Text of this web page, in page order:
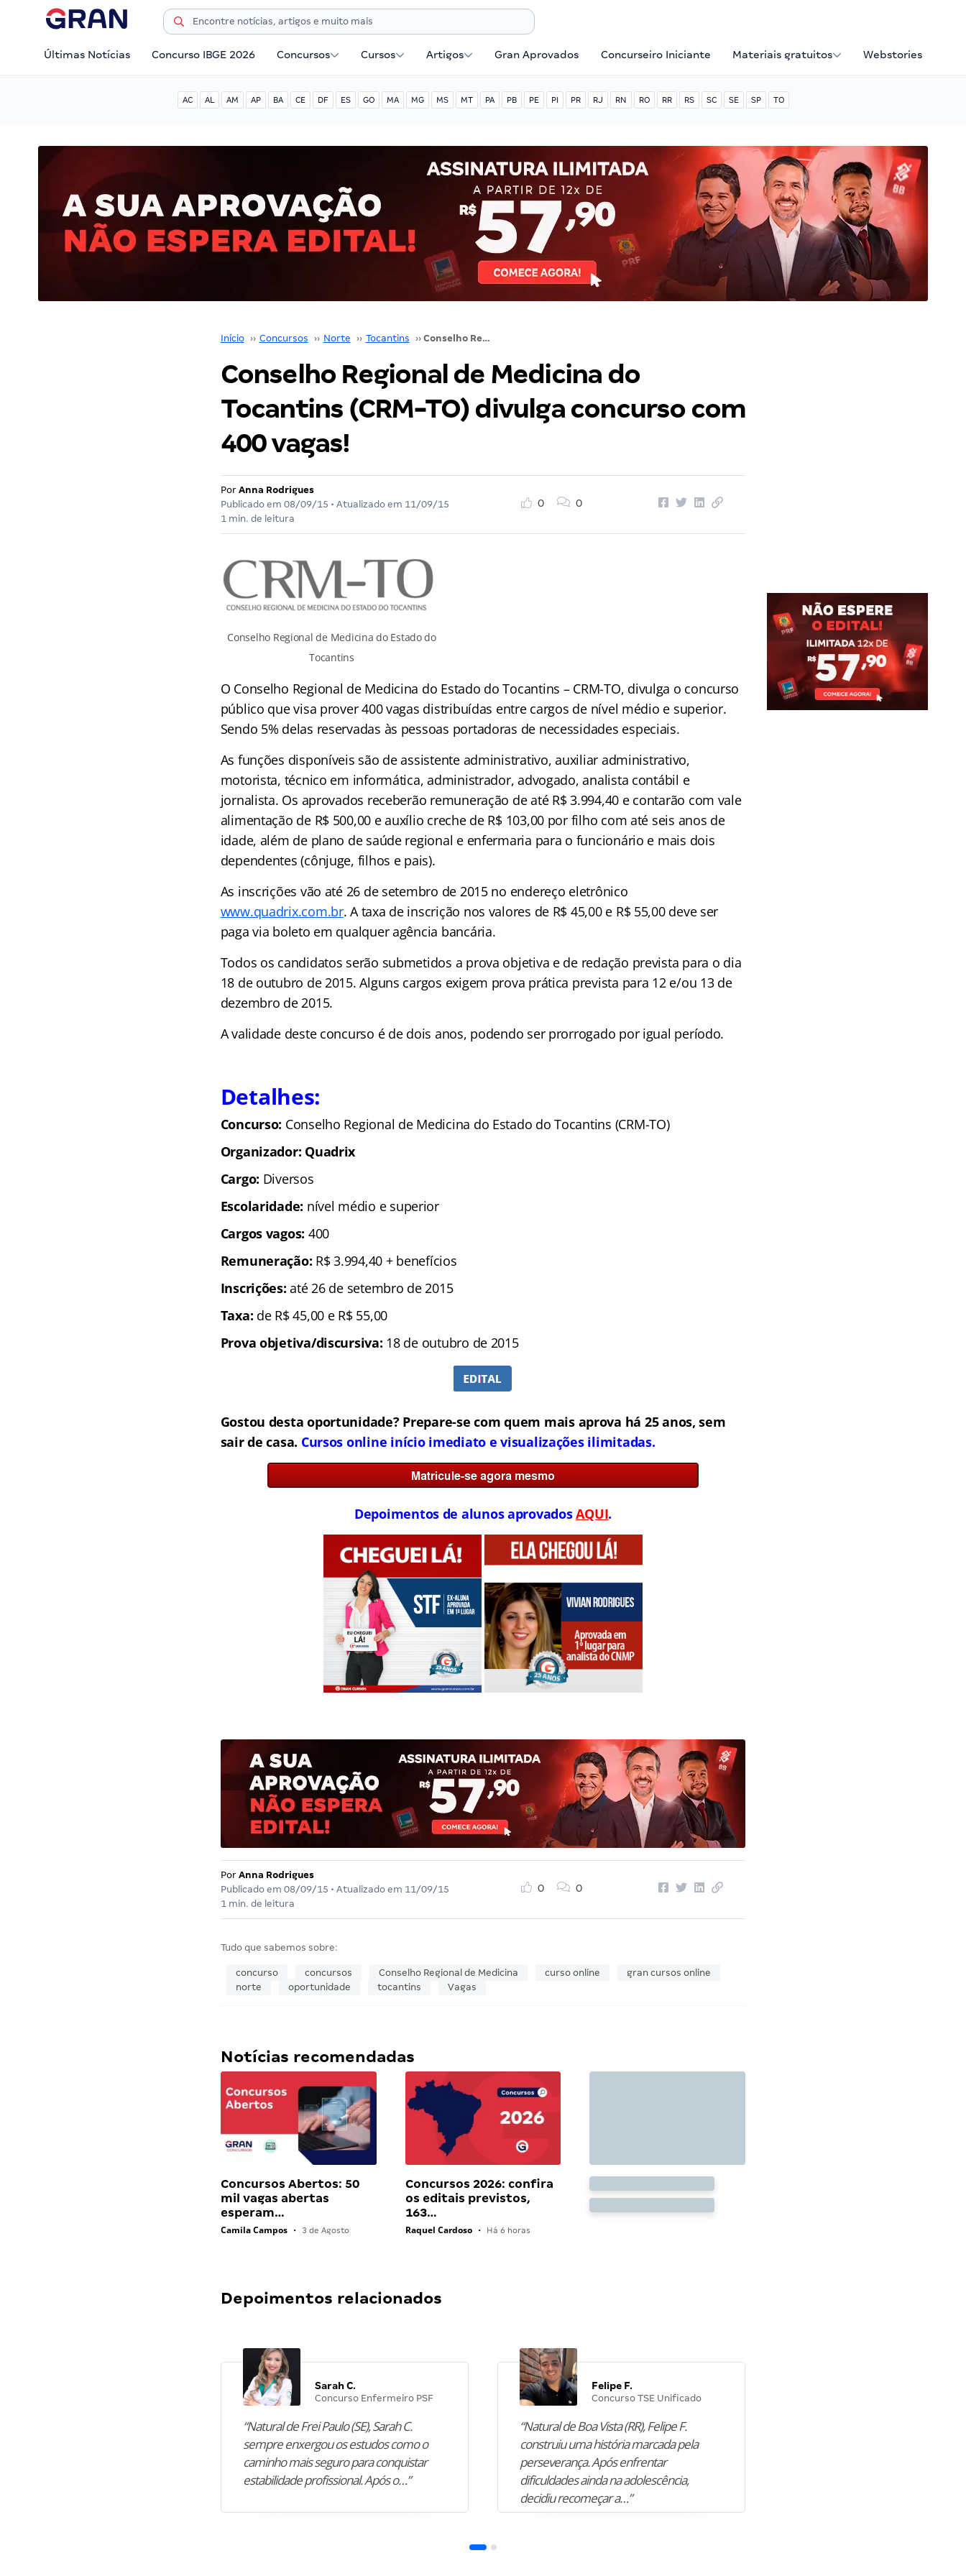
Últimas Notícias Concurso IBGE 2026 Concursos Cursos Artigos Gran Aprovados Concurseiro Iniciante Materiais gratuitos Webstories
AC AL AM AP BA CE DF ES GO MA MG MS MT PA PB PE PI PR RJ RN RO RR RS SC SE SP TO
Início ›› Concursos ›› Norte ›› Tocantins ›› Conselho Regional de Medicina do Tocantins (CRM-TO) divulga concurso com 400 vagas!
Conselho Regional de Medicina do
Tocantins (CRM-TO) divulga concurso com
400 vagas!
Por Anna Rodrigues
Publicado em 08/09/15 • Atualizado em 11/09/15
1 min. de leitura
0 0
Conselho Regional de Medicina do Estado do
Tocantins
O Conselho Regional de Medicina do Estado do Tocantins – CRM-TO, divulga o concurso
público que visa prover 400 vagas distribuídas entre cargos de nível médio e superior.
Sendo 5% delas reservadas às pessoas portadoras de necessidades especiais.
As funções disponíveis são de assistente administrativo, auxiliar administrativo,
motorista, técnico em informática, administrador, advogado, analista contábil e
jornalista. Os aprovados receberão remuneração de até R$ 3.994,40 e contarão com vale
alimentação de R$ 500,00 e auxílio creche de R$ 103,00 por filho com até seis anos de
idade, além de plano de saúde regional e enfermaria para o funcionário e mais dois
dependentes (cônjuge, filhos e pais).
As inscrições vão até 26 de setembro de 2015 no endereço eletrônico
www.quadrix.com.br. A taxa de inscrição nos valores de R$ 45,00 e R$ 55,00 deve ser
paga via boleto em qualquer agência bancária.
Todos os candidatos serão submetidos a prova objetiva e de redação prevista para o dia
18 de outubro de 2015. Alguns cargos exigem prova prática prevista para 12 e/ou 13 de
dezembro de 2015.
A validade deste concurso é de dois anos, podendo ser prorrogado por igual período.
Detalhes:
Concurso: Conselho Regional de Medicina do Estado do Tocantins (CRM-TO)
Organizador: Quadrix
Cargo: Diversos
Escolaridade: nível médio e superior
Cargos vagos: 400
Remuneração: R$ 3.994,40 + benefícios
Inscrições: até 26 de setembro de 2015
Taxa: de R$ 45,00 e R$ 55,00
Prova objetiva/discursiva: 18 de outubro de 2015
Gostou desta oportunidade? Prepare-se com quem mais aprova há 25 anos, sem
sair de casa. Cursos online início imediato e visualizações ilimitadas.
Depoimentos de alunos aprovadosAQUI.
Por Anna Rodrigues
Publicado em 08/09/15 • Atualizado em 11/09/15
1 min. de leitura
0 0
Tudo que sabemos sobre:
concurso concursos Conselho Regional de Medicina curso online
gran cursos online
norte
oportunidade tocantins Vagas
Notícias recomendadas
Concursos Abertos: 50
mil vagas abertas
esperam…
Camila Campos • 3 de Agosto
Concursos 2026: confira
os editais previstos,
163…
Raquel Cardoso • Há 6 horas
Depoimentos relacionados
Sarah C.
Concurso Enfermeiro PSF
“Natural de Frei Paulo (SE), Sarah C.
sempre enxergou os estudos como o
caminho mais seguro para conquistar
estabilidade profissional. Após o…”
Felipe F.
Concurso TSE Unificado
“Natural de Boa Vista (RR), Felipe F.
construiu uma história marcada pela
perseverança. Após enfrentar
dificuldades ainda na adolescência,
decidiu recomeçar a…”